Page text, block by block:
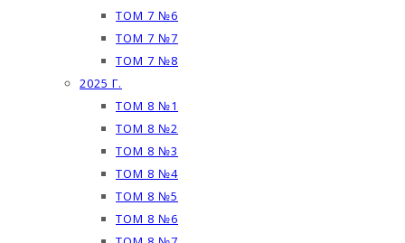
ТОМ 7 №6
ТОМ 7 №7
ТОМ 7 №8
2025 Г.
ТОМ 8 №1
ТОМ 8 №2
ТОМ 8 №3
ТОМ 8 №4
ТОМ 8 №5
ТОМ 8 №6